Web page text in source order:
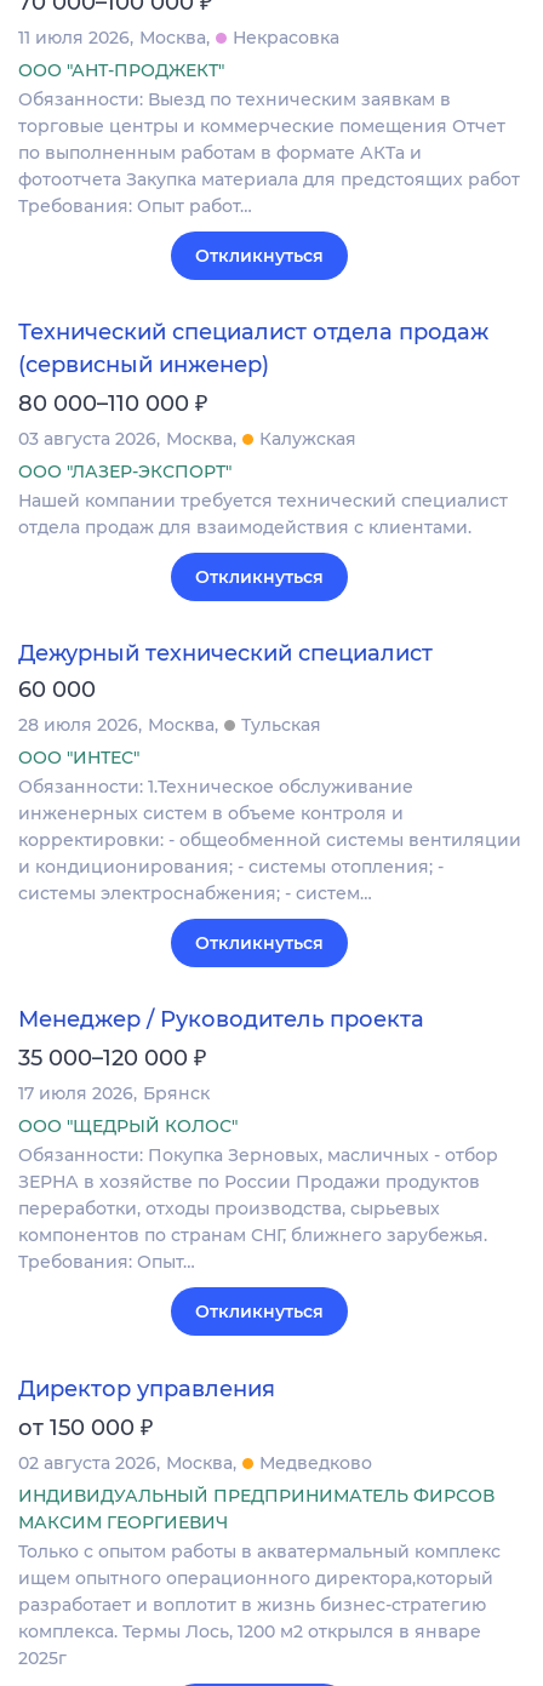
11 июля 2026 Москва
Некрасовка
ООО "АНТ-ПРОДЖЕКТ"
Обязанности: Выезд по техническим заявкам в
торговые центры и коммерческие помещения Отчет
по выполненным работам в формате АКТа и
фотоотчета Закупка материала для предстоящих работ
Требования: Опыт работ…
Откликнуться
Технический специалист отдела продаж
(сервисный инженер)
80 000–110 000 ₽
03 августа 2026 Москва
Калужская
ООО "ЛАЗЕР-ЭКСПОРТ"
Нашей компании требуется технический специалист
отдела продаж для взаимодействия с клиентами.
Откликнуться
Дежурный технический специалист
60 000
28 июля 2026 Москва
Тульская
ООО "ИНТЕС"
Обязанности: 1.Техническое обслуживание
инженерных систем в объеме контроля и
корректировки: - общеобменной системы вентиляции
и кондиционирования; - системы отопления; -
системы электроснабжения; - систем…
Откликнуться
Менеджер / Руководитель проекта
35 000–120 000 ₽
17 июля 2026 Брянск
ООО "ЩЕДРЫЙ КОЛОС"
Обязанности: Покупка Зерновых, масличных - отбор
ЗЕРНА в хозяйстве по России Продажи продуктов
переработки, отходы производства, сырьевых
компонентов по странам СНГ, ближнего зарубежья.
Требования: Опыт…
Откликнуться
Директор управления
от 150 000 ₽
02 августа 2026 Москва
Медведково
ИНДИВИДУАЛЬНЫЙ ПРЕДПРИНИМАТЕЛЬ ФИРСОВ
МАКСИМ ГЕОРГИЕВИЧ
Только с опытом работы в акватермальный комплекс
ищем опытного операционного директора,который
разработает и воплотит в жизнь бизнес-стратегию
комплекса. Термы Лось, 1200 м2 открылся в январе
2025г